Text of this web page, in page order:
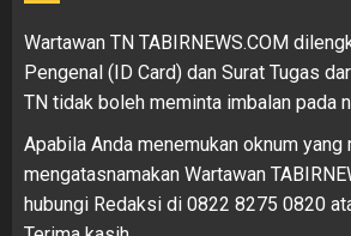
Wartawan TN TABIRNEWS.COM
Pengenal (ID Card) dan Surat Tugas
TN tidak boleh meminta imbalan pada
Apabila Anda menemukan oknum yang
mengatasnamakan Wartawan
hubungi Redaksi di 0822 8275 0820